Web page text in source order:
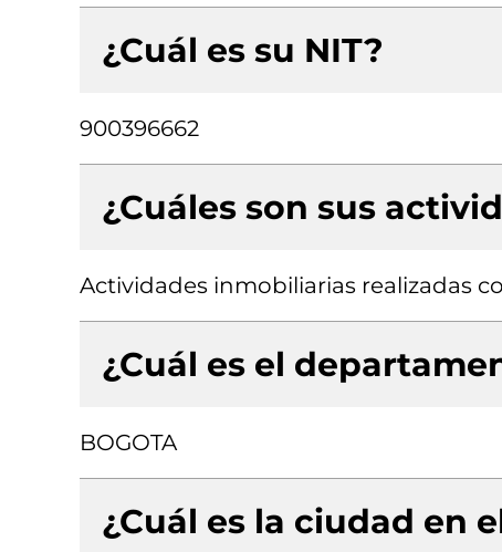
¿Cuál es su NIT?
900396662
¿Cuáles son sus
Actividades inmobiliarias realizadas
¿Cuál es el
BOGOTA
¿Cuál es la ciudad en